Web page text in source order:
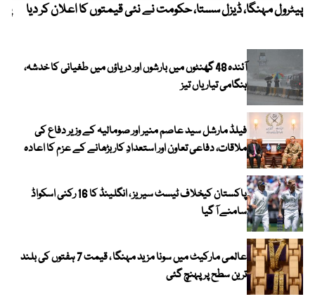
پیٹرول مہنگا، ڈیزل سستا، حکومت نے نئی قیمتوں کا اعلان کر دیا
آئندہ 48 گھنٹوں میں بارشوں اور دریاؤں میں طغیانی کا خدشہ،
ہنگامی تیاریاں تیز
فیلڈ مارشل سید عاصم منیر اور صومالیہ کے وزیر دفاع کی
ملاقات، دفاعی تعاون اور استعدادِ کار بڑھانے کے عزم کا اعادہ
پاکستان کیخلاف ٹیسٹ سیریز ، انگلینڈ کا 16 رکنی اسکواڈ
سامنے آ گیا
عالمی مارکیٹ میں سونا مزید مہنگا ، قیمت 7 ہفتوں کی بلند
ترین سطح پر پہنچ گئی